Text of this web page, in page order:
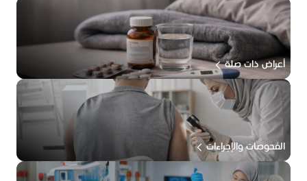
أعراض ذات صلة
الفحوصات والإجراءات